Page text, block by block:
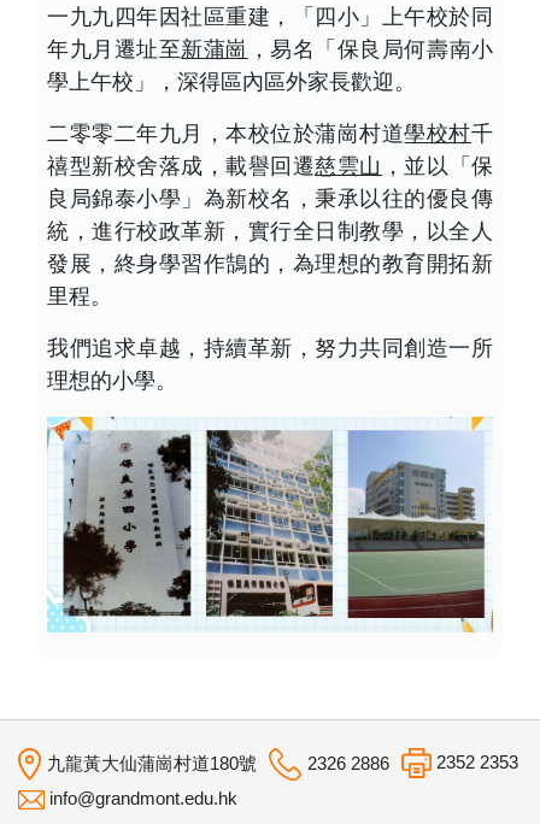
一九九四年因社區重建，「四小」上午校於同
年九月遷址至新蒲崗 ，易名「保良局何壽南小
學上午校」，深得區內區外家長歡迎。
二零零二年九月，本校位於蒲崗村道學校村千
禧型新校舍落成，載譽回遷慈雲山 ，並以「保
良局錦泰小學」為新校名，秉承以往的優良傳
統，進行校政革新，實行全日制教學，以全人
發展，終身學習作鵠的，為理想的教育開拓新
里程。
我們追求卓越，持續革新，努力共同創造一所
理想的小學。
九龍黃大仙蒲崗村道180號 2326 2886
2352 2353
info@grandmont.edu.hk